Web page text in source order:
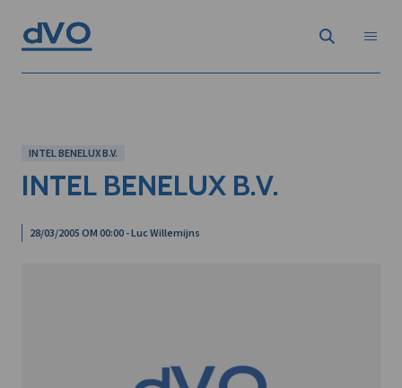
INTEL BENELUX B.V.
INTEL BENELUX B.V.
28/03/2005 OM 00:00 - Luc Willemijns